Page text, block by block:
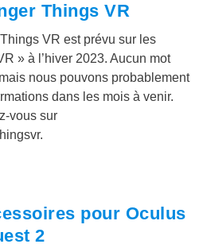
Things VR
VR est prévu sur les
» à l’hiver 2023. Aucun mot
nous pouvons probablement
dans les mois à venir.
vous sur
.
pour Oculus
2